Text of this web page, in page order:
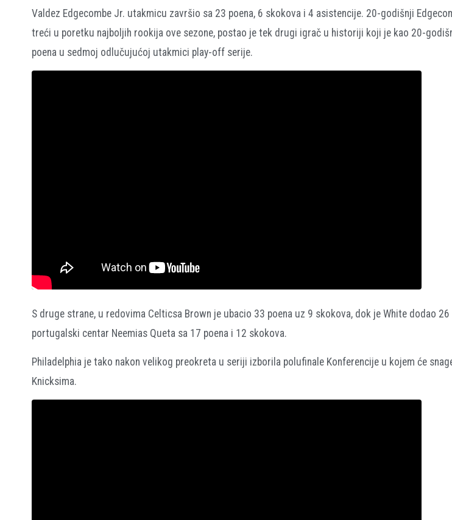
Valdez Edgecombe Jr. utakmicu završio sa 23 poena, 6 skokova i 4 asistencije. 20-godišnji
treći u poretku najboljih rookija ove sezone, postao je tek drugi igrač u historiji koji je kao 20-
poena u sedmoj odlučujućoj utakmici play-off serije.
S druge strane, u redovima Celticsa Brown je ubacio 33 poena uz 9 skokova, dok je White dodao
portugalski centar Neemias Queta sa 17 poena i 12 skokova.
Philadelphia je tako nakon velikog preokreta u seriji izborila polufinale Konferencije u kojem će
Knicksima.